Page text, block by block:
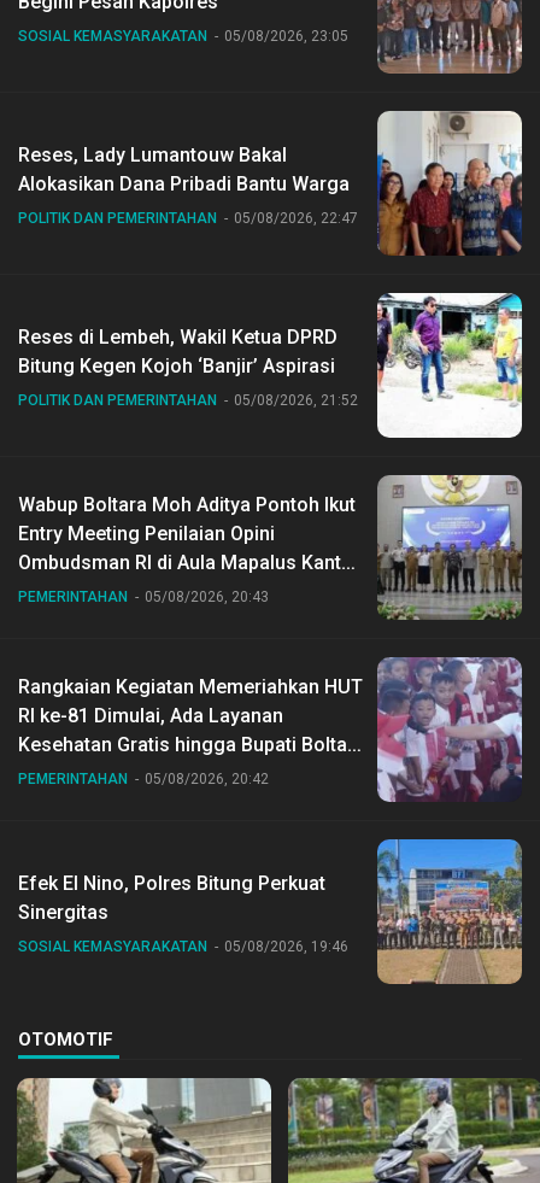
SOSIAL KEMASYARAKATAN 05/08/2026, 23:05
Reses, Lady Lumantouw Bakal
Alokasikan Dana Pribadi Bantu Warga
POLITIK DAN PEMERINTAHAN 05/08/2026, 22:47
Reses di Lembeh, Wakil Ketua DPRD
Bitung Kegen Kojoh ‘Banjir’ Aspirasi
POLITIK DAN PEMERINTAHAN 05/08/2026, 21:52
Wabup Boltara Moh Aditya Pontoh Ikut
Entry Meeting Penilaian Opini
Ombudsman RI di Aula Mapalus Kantur
Gubernur Sulut
PEMERINTAHAN 05/08/2026, 20:43
Rangkaian Kegiatan Memeriahkan HUT
RI ke-81 Dimulai, Ada Layanan
Kesehatan Gratis hingga Bupati Boltara
Dr Sirajudin Lasena Ikut Jalan Sehat
PEMERINTAHAN 05/08/2026, 20:42
Efek El Nino, Polres Bitung Perkuat
Sinergitas
SOSIAL KEMASYARAKATAN 05/08/2026, 19:46
OTOMOTIF